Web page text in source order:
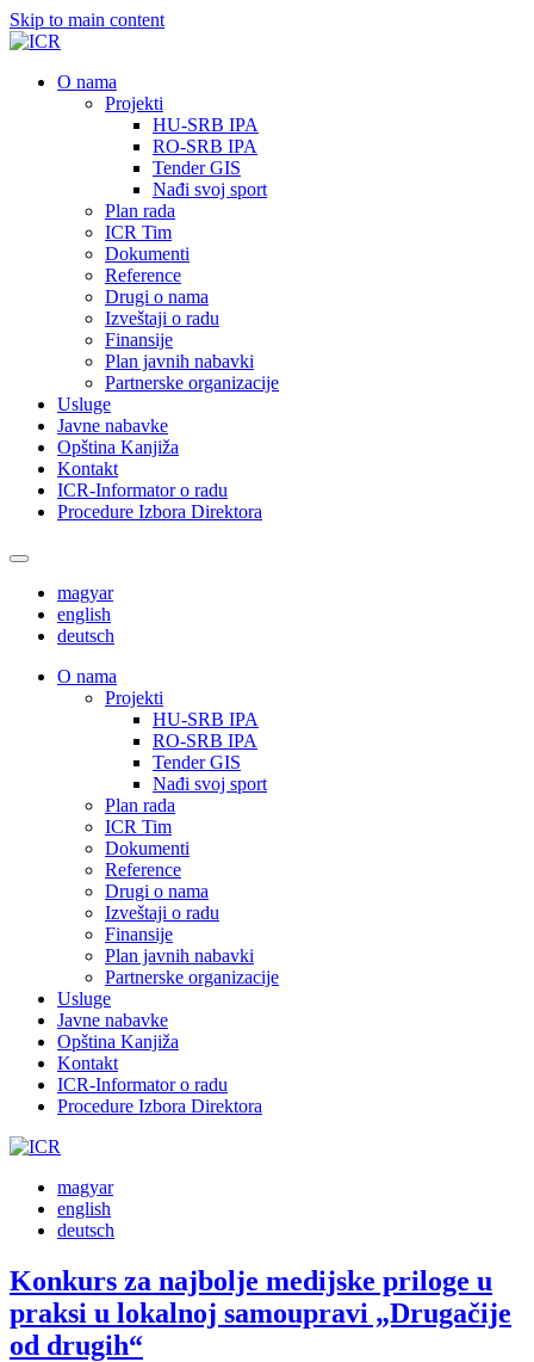
Skip to main content
О nama
Projekti
HU-SRB IPA
RO-SRB IPA
Tender GIS
Nađi svoj sport
Plan rada
ICR Tim
Dokumenti
Reference
Drugi o nama
Izveštaji o radu
Finansije
Plan javnih nabavki
Partnerske organizacije
Usluge
Javne nabavke
Opština Kanjiža
Kontakt
ICR-Informator o radu
Procedure Izbora Direktora
magyar
english
deutsch
О nama
Projekti
HU-SRB IPA
RO-SRB IPA
Tender GIS
Nađi svoj sport
Plan rada
ICR Tim
Dokumenti
Reference
Drugi o nama
Izveštaji o radu
Finansije
Plan javnih nabavki
Partnerske organizacije
Usluge
Javne nabavke
Opština Kanjiža
Kontakt
ICR-Informator o radu
Procedure Izbora Direktora
magyar
english
deutsch
Konkurs za najbolje medijske priloge u
praksi u lokalnoj samoupravi „Drugačije
od drugih“